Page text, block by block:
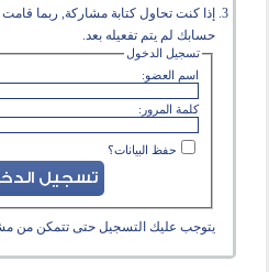
إذا كنت تحاول كتابة مشاركة, ربما
حسابك لم يتم تفعيله بعد.
تسجيل الدخول
اسم العضو:
كلمة المرور:
حفظ البيانات؟
يتوجب عليك التسجيل حتى تتمكن من